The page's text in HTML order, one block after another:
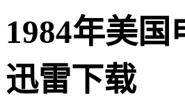
1984年美
迅雷下载